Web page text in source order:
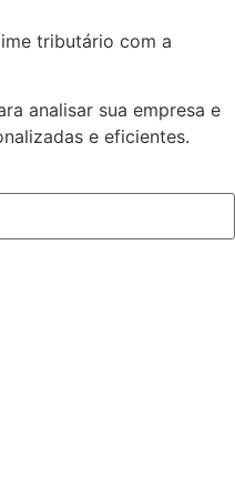
tributário com a
analisar sua empresa e
e eficientes.